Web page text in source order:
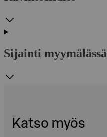
Sijainti myymälässä
Katso myös